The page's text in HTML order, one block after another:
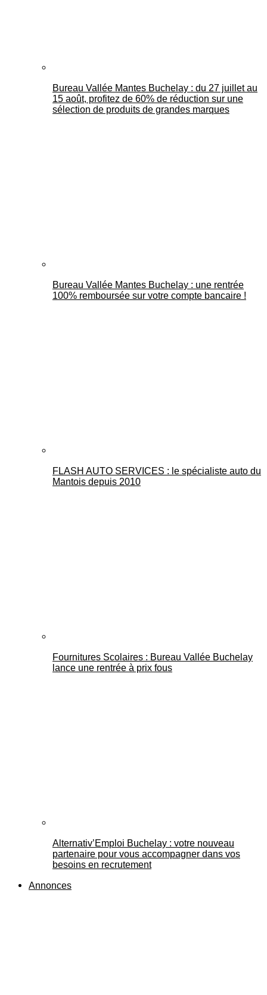
Bureau Vallée Mantes Buchelay : du 27 juillet au
15 août, profitez de 60% de réduction sur une
sélection de produits de grandes marques
Bureau Vallée Mantes Buchelay : une rentrée
100% remboursée sur votre compte bancaire !
FLASH AUTO SERVICES : le spécialiste auto du
Mantois depuis 2010
Fournitures Scolaires : Bureau Vallée Buchelay
lance une rentrée à prix fous
Alternativ’Emploi Buchelay : votre nouveau
partenaire pour vous accompagner dans vos
besoins en recrutement
Annonces